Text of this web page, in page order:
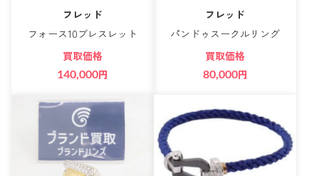
フレッド
フォース10ブレスレット
買取価格
140,000円
フレッド
パンドゥスークルリング
買取価格
80,000円